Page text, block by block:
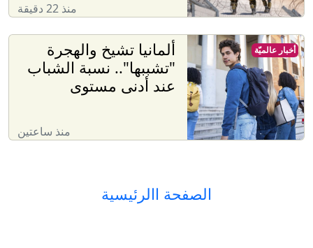
منذ 22 دقيقة
ألمانيا تشيخ والهجرة
"تشببها".. نسبة الشباب
عند أدنى مستوى
منذ ساعتين
أخبار عالميّة
الصفحة االرئيسية